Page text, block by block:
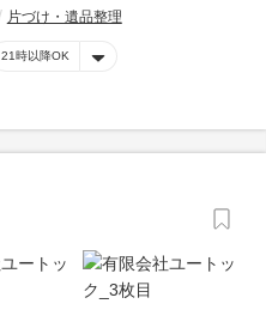
片づけ・遺品整理
21時以降OK